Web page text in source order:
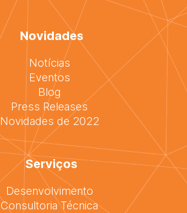
Novidades
Notícias
Eventos
Blog
Press Releases
Novidades de 2022
Serviços
Desenvolvimento
Consultoria Técnica